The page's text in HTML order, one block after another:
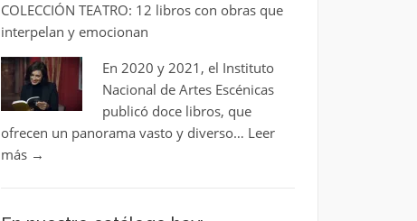
COLECCIÓN TEATRO: 12 libros con obras que
interpelan y emocionan
En 2020 y 2021, el Instituto
Nacional de Artes Escénicas
publicó doce libros, que
ofrecen un panorama vasto y diverso… Leer
más →